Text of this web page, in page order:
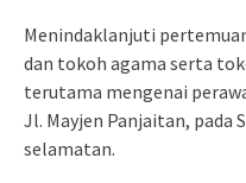
Menindaklanjuti
dan tokoh agama serta
terutama mengenai
Jl. Mayjen Panjaitan, pada
selamatan.